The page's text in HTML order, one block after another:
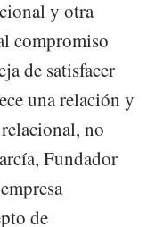
y otra
compromiso
de satisfacer
una relación y
no
Fundador
de